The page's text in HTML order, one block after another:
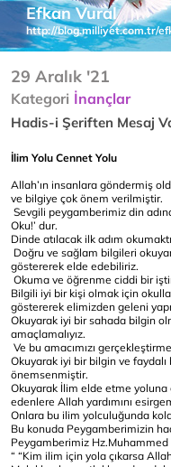
Efkan Vural
http://blog.milliyet.com.tr/
29 Aralık '21
Kategori İnançlar
Hadis-i Şeriften Mesaj
İlim Yolu Cennet Yolu
Allah’ın insanlara göndermiş
ve bilgiye çok önem verilmiştir.
Sevgili peygamberimiz din
Oku!’ dur.
Dinde atılacak ilk adım
Doğru ve sağlam bilgileri
göstererek elde edebiliriz.
Okuma ve öğrenme ciddi bir
Bilgili iyi bir kişi olmak için
göstererek elimizden geleni
Okuyarak iyi bir sahada bilgin
amaçlamalıyız.
Ve bu amacımızı
Okuyarak iyi bir bilgin ve
önemsenmiştir.
Okuyarak İlim elde etme
edenlere Allah yardımını
Onlara bu ilim yolculuğunda
Bu konuda Peygamberimizin
Peygamberimiz Hz.Muhammed
“ “Kim ilim için yola çıkarsa